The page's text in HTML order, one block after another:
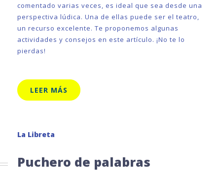
comentado varias veces, es ideal que sea desde una
perspectiva lúdica. Una de ellas puede ser el teatro,
un recurso excelente. Te proponemos algunas
actividades y consejos en este artículo. ¡No te lo
pierdas!
LEER MÁS
La Libreta
Puchero de palabras